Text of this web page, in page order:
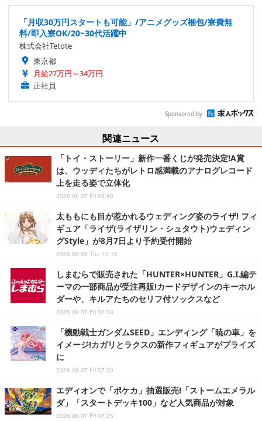
「月収30万円スタートも可能」/アニメグッズ梱包/寮費無
料/即入寮OK/20~30代活躍中
株式会社Tetote
東京都
月給27万円～34万円
正社員
Sponsored by
関連ニュース
「トイ・ストーリー」新作一番くじが発売決定!A賞
は、ウッディたちがレトロ感満載のアナログレコード
上を走る姿で立体化
2026.08.07 Fri 03:40
太ももにも目が惹かれるウェディング姿のライザ! フィ
ギュア「ライザ(ライザリン・シュタウト)ウェディン
グStyle」が8月7日より予約受付開始
2026.08.06 Thu 10:15
しまむらで販売された「HUNTER×HUNTER」G.I.編テ
ーマの一部商品が受注再販!カードデザインのキーホル
ダーや、キルアたちのセリフ付ソックスなど
2026.08.07 Fri 02:00
「機動戦士ガンダムSEED」エンディング「暁の車」を
イメージ!カガリとラクスの新作フィギュアがプライズ
に
2026.08.07 Fri 07:20
エディオンで「ポケカ」抽選販売!「ストームエメラル
ダ」「スタートデッキ100」など人気商品が対象
2026.08.07 Fri 07:25